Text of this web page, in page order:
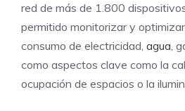
red de más de 1.800
permitido monitorizar y
consumo de electricidad, agua,
como aspectos clave como la
ocupación de espacios o la